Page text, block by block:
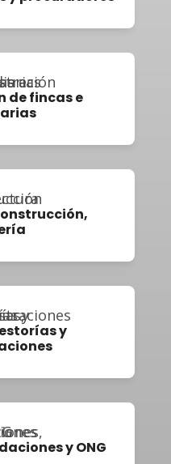
de fincas e
y
y ONG